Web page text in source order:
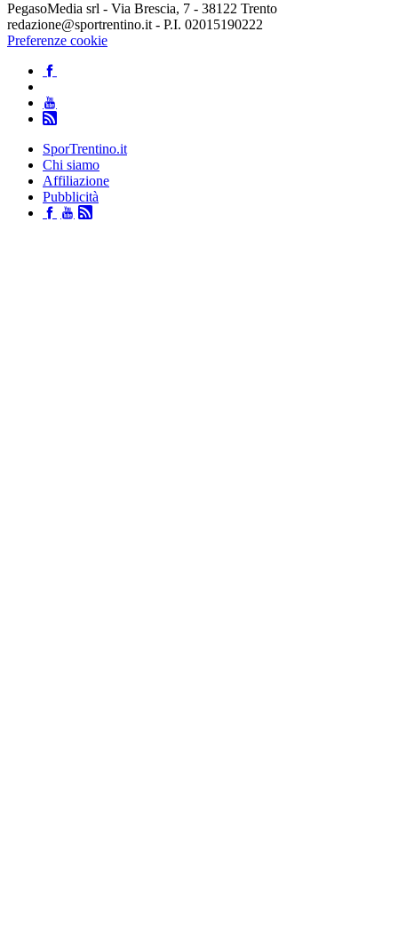
PegasoMedia srl - Via Brescia, 7 - 38122 Trento
redazione@sportrentino.it - P.I. 02015190222
Preferenze cookie
SporTrentino.it
Chi siamo
Affiliazione
Pubblicità